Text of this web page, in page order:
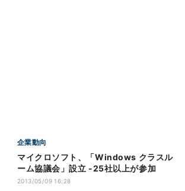
企業動向
マイクロソフト、「Windows クラスル
ーム協議会」設立 -25社以上が参加
2013/05/09 16:28